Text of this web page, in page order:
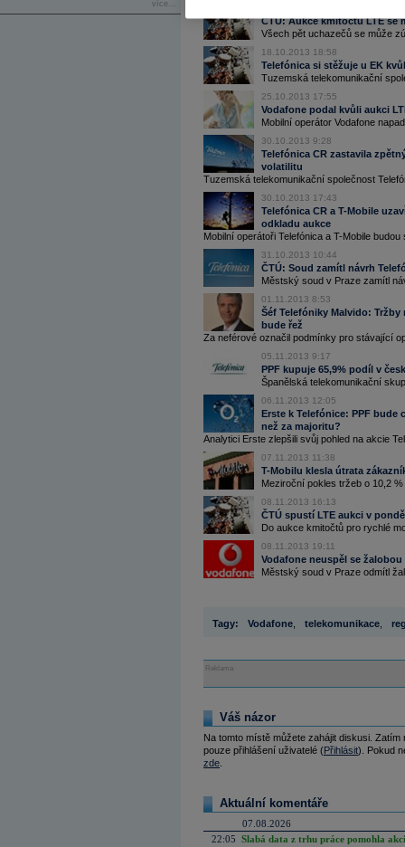
více...
ČTÚ: Aukce kmitočtů LTE se
Všech pět uchazečů se může
18.10.2013 18:58
Telefónica si stěžuje u EK
Tuzemská telekomunikační
25.10.2013 17:55
Vodafone podal kvůli aukci
Mobilní operátor Vodafone
30.10.2013 9:28
Telefónica CR zastavila
volatilitu
Tuzemská telekomunikační společnost
30.10.2013 17:43
Telefónica CR a T-Mobile
odkladu aukce
Mobilní operátoři Telefónica a T-Mobile
31.10.2013 10:44
ČTÚ: Soud zamítl návrh
Městský soud v Praze zamítl
01.11.2013 8:53
Šéf Telefóniky Malvido:
bude řež
Za neférové označil podmínky pro stávající
05.11.2013 9:17
PPF kupuje 65,9% podíl v
Španělská telekomunikační
06.11.2013 12:05
Erste k Telefónice: PPF
než za majoritu?
Analytici Erste zlepšili svůj pohled na akcie
07.11.2013 11:38
T-Mobilu klesla útrata
Meziroční pokles tržeb o 10,2
08.11.2013 16:13
ČTÚ spustí LTE aukci v
Do aukce kmitočtů pro rychlé
08.11.2013 19:11
Vodafone neuspěl se
Městský soud v Praze odmítl
Tagy: Vodafone telekomunikace
Reklama
Váš názor
Na tomto místě můžete zahájit diskusi.
pouze přihlášení uživatelé (Přihlásit). Pokud
zde
Aktuální komentáře
07.08.2026
22:05 Slabá data z trhu práce pomohla